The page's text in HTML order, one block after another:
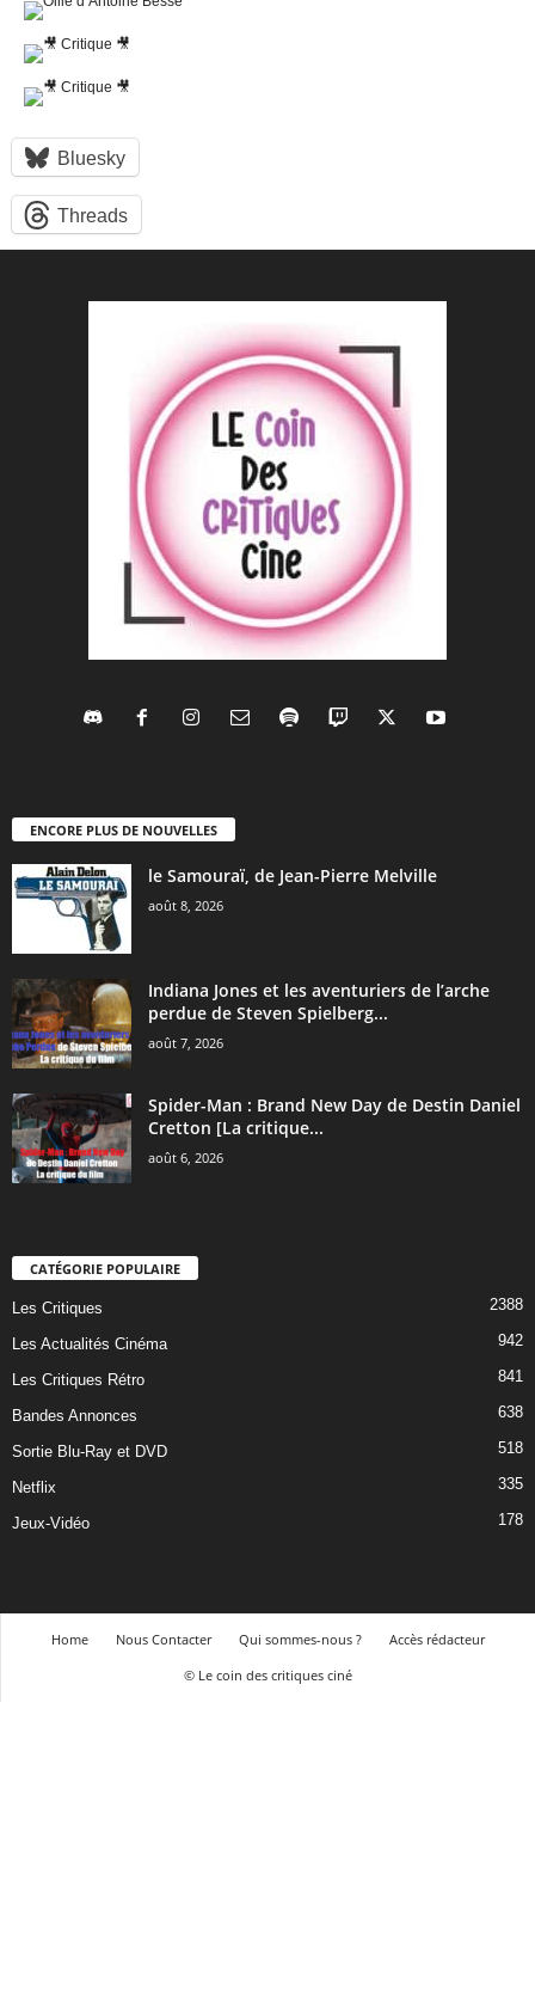
Bluesky
Threads
ENCORE PLUS DE NOUVELLES
le Samouraï, de Jean-Pierre Melville
août 8, 2026
Indiana Jones et les aventuriers de l’arche
perdue de Steven Spielberg...
août 7, 2026
Spider-Man : Brand New Day de Destin Daniel
Cretton [La critique...
août 6, 2026
CATÉGORIE POPULAIRE
Les Critiques 2388
Les Actualités Cinéma 942
Les Critiques Rétro 841
Bandes Annonces 638
Sortie Blu-Ray et DVD 518
Netflix 335
Jeux-Vidéo 178
Home Nous Contacter Qui sommes-nous ?
Accès rédacteur
© Le coin des critiques ciné